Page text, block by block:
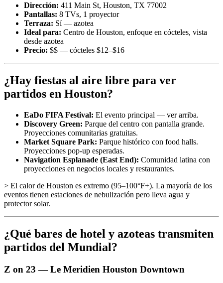
Dirección: 411 Main St, Houston, TX 77002
Pantallas: 8 TVs, 1 proyector
Terraza: Sí — azotea
Ideal para: Centro de Houston, enfoque en cócteles, vista
desde azotea
Precio: $$ — cócteles $12–$16
¿Hay fiestas al aire libre para ver
partidos en Houston?
EaDo FIFA Festival: El evento principal — ver arriba.
Discovery Green: Parque del centro con pantalla grande.
Proyecciones comunitarias gratuitas.
Market Square Park: Parque histórico con food halls.
Proyecciones pop-up esperadas.
Navigation Esplanade (East End): Comunidad latina con
proyecciones en negocios locales y restaurantes.
> El calor de Houston es extremo (95–100°F+). La mayoría de los
eventos tienen estaciones de nebulización pero lleva agua y
protector solar.
¿Qué bares de hotel y azoteas transmiten
partidos del Mundial?
Z on 23 — Le Meridien Houston Downtown